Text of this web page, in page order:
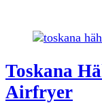
Toskana
Airfryer